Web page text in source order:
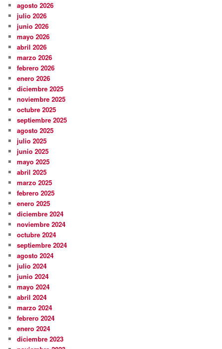
agosto 2026
julio 2026
junio 2026
mayo 2026
abril 2026
marzo 2026
febrero 2026
enero 2026
diciembre 2025
noviembre 2025
octubre 2025
septiembre 2025
agosto 2025
julio 2025
junio 2025
mayo 2025
abril 2025
marzo 2025
febrero 2025
enero 2025
diciembre 2024
noviembre 2024
octubre 2024
septiembre 2024
agosto 2024
julio 2024
junio 2024
mayo 2024
abril 2024
marzo 2024
febrero 2024
enero 2024
diciembre 2023